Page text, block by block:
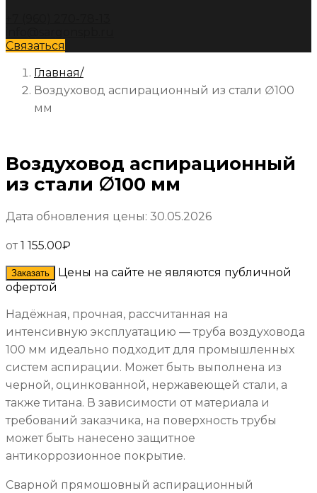
Связаться
Главная
Воздуховод аспирационный из стали ∅100
мм
Воздуховод аспирационный
из стали ∅100 мм
Дата обновления цены: 30.05.2026
от 1 155.00₽
Заказать
Цены на сайте не являются публичной
офертой
Надёжная, прочная, рассчитанная на
интенсивную эксплуатацию — труба воздуховода
100 мм идеально подходит для промышленных
систем аспирации. Может быть выполнена из
черной, оцинкованной, нержавеющей стали, а
также титана. В зависимости от материала и
требований заказчика, на поверхность трубы
может быть нанесено защитное
антикоррозионное покрытие.
Сварной прямошовный аспирационный